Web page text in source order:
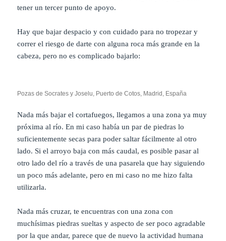
tener un tercer punto de apoyo.
Hay que bajar despacio y con cuidado para no tropezar y
correr el riesgo de darte con alguna roca más grande en la
cabeza, pero no es complicado bajarlo:
Pozas de Socrates y Joselu, Puerto de Cotos, Madrid, España
Nada más bajar el cortafuegos, llegamos a una zona ya muy
próxima al río. En mi caso había un par de piedras lo
suficientemente secas para poder saltar fácilmente al otro
lado. Si el arroyo baja con más caudal, es posible pasar al
otro lado del río a través de una pasarela que hay siguiendo
un poco más adelante, pero en mi caso no me hizo falta
utilizarla.
Nada más cruzar, te encuentras con una zona con
muchísimas piedras sueltas y aspecto de ser poco agradable
por la que andar, parece que de nuevo la actividad humana